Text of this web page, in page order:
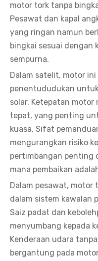
motor tork tanpa
Pesawat dan kapal
yang ringan namun
bingkai sesuai dengan
sempurna.
Dalam satelit, motor
penentududukan
solar. Ketepatan
tepat, yang penting
kuasa. Sifat
mengurangkan risiko
pertimbangan penting
mana pembaikan
Dalam pesawat, motor
dalam sistem kawalan
Saiz padat dan
menyumbang kepada
Kenderaan udara
bergantung pada